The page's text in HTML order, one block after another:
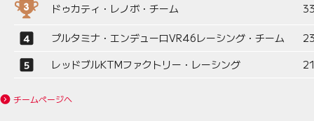
ドゥカティ・レノボ・チーム
プルタミナ・エンデューロVR46レーシング・チーム
レッドブルKTMファクトリー・レーシング
チームページへ